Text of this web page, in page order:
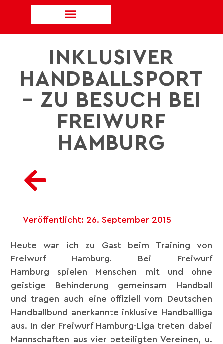
INKLUSIVER
HANDBALLSPORT
– ZU BESUCH BEI
FREIWURF
HAMBURG
Veröffentlicht: 26. September 2015
Heute war ich zu Gast beim Training von
Freiwurf Hamburg. Bei Freiwurf
Hamburg spielen Menschen mit und ohne
geistige Behinderung gemeinsam Handball
und tragen auch eine offiziell vom Deutschen
Handballbund anerkannte inklusive Handballliga
aus. In der Freiwurf Hamburg-Liga treten dabei
Mannschaften aus vier beteiligten Vereinen, u.